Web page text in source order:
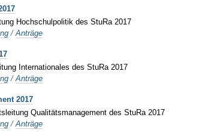
Hochschulpolitik des StuRa 2017
/Anträge
Internationales des StuRa 2017
/Anträge
2017
Qualitätsmanagement des StuRa 2017
/Anträge